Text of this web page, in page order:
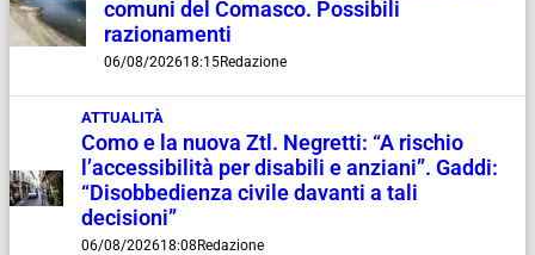
comuni del Comasco. Possibili
razionamenti
06/08/202618:15Redazione
ATTUALITÀ
Como e la nuova Ztl. Negretti: “A rischio
l’accessibilità per disabili e anziani”. Gaddi:
“Disobbedienza civile davanti a tali
decisioni”
06/08/202618:08 Redazione